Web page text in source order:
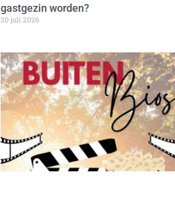
gastgezin worden?
20 juli 2026